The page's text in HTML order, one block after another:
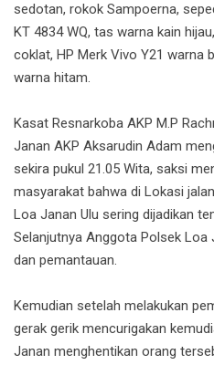
sedotan, rokok Sampoerna,
KT 4834 WQ, tas warna kain
coklat, HP Merk Vivo Y21 warna
warna hitam.
Kasat Resnarkoba AKP M.P
Janan AKP Aksarudin Adam
sekira pukul 21.05 Wita, saksi
masyarakat bahwa di Lokasi
Loa Janan Ulu sering dijadikan
Selanjutnya Anggota Polsek Loa
dan pemantauan.
Kemudian setelah melakukan
gerak gerik mencurigakan
Janan menghentikan orang